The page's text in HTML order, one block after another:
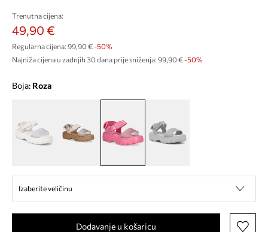
Trenutna cijena:
49,90 €
Regularna cijena: 99,90 €-50%
Najniža cijena u zadnjih 30 dana prije sniženja: 99,90 € -50%
Boja: roza
Izaberite veličinu
Dodavanje u košaricu